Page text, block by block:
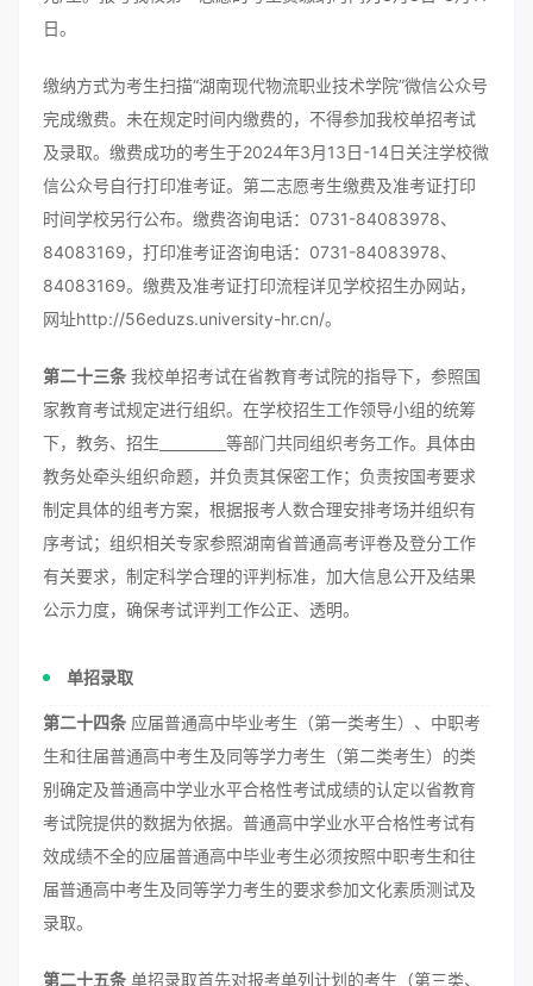
日。
缴纳方式为考生扫描“湖南现代物流职业技术学院”微信公众号
完成缴费。未在规定时间内缴费的，不得参加我校单招考试
及录取。缴费成功的考生于2024年3月13日-14日关注学校微
信公众号自行打印准考证。第二志愿考生缴费及准考证打印
时间学校另行公布。缴费咨询电话：0731-84083978、
84083169，打印准考证咨询电话：0731-84083978、
84083169。缴费及准考证打印流程详见学校招生办网站，
网址http://56eduzs.university-hr.cn/。
第二十三条 我校单招考试在省教育考试院的指导下，参照国
家教育考试规定进行组织。在学校招生工作领导小组的统筹
下，教务、招生
等部门共同组织考务工作。具体由
教务处牵头组织命题，并负责其保密工作；负责按国考要求
制定具体的组考方案，根据报考人数合理安排考场并组织有
序考试；组织相关专家参照湖南省普通高考评卷及登分工作
有关要求，制定科学合理的评判标准，加大信息公开及结果
公示力度，确保考试评判工作公正、透明。
单招录取
第二十四条 应届普通高中毕业考生（第一类考生）、中职考
生和往届普通高中考生及同等学力考生（第二类考生）的类
别确定及普通高中学业水平合格性考试成绩的认定以省教育
考试院提供的数据为依据。普通高中学业水平合格性考试有
效成绩不全的应届普通高中毕业考生必须按照中职考生和往
届普通高中考生及同等学力考生的要求参加文化素质测试及
录取。
第二十五条 单招录取首先对报考单列计划的考生（第三类、